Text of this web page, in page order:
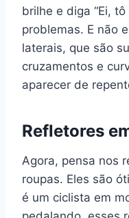
brilhe e diga “Ei,
problemas. E não
laterais, que são
cruzamentos e
aparecer de
Refletores
Agora, pensa nos
roupas. Eles são
é um ciclista em